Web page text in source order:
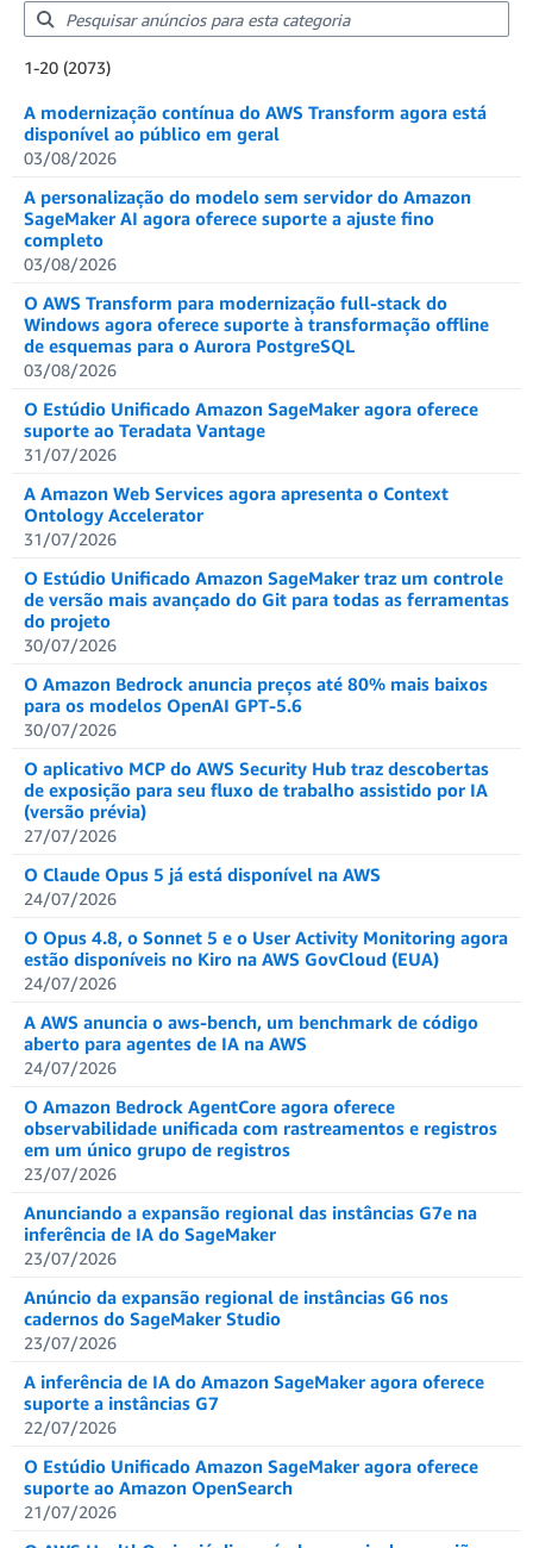
1-20 (2073)
Showing results: 1-20
A modernização contínua do AWS Transform agora está
disponível ao público em geral
03/08/2026
A personalização do modelo sem servidor do Amazon
SageMaker AI agora oferece suporte a ajuste fino
completo
03/08/2026
O AWS Transform para modernização full-stack do
Windows agora oferece suporte à transformação offline
de esquemas para o Aurora PostgreSQL
03/08/2026
O Estúdio Unificado Amazon SageMaker agora oferece
suporte ao Teradata Vantage
31/07/2026
A Amazon Web Services agora apresenta o Context
Ontology Accelerator
31/07/2026
O Estúdio Unificado Amazon SageMaker traz um controle
de versão mais avançado do Git para todas as ferramentas
do projeto
30/07/2026
O Amazon Bedrock anuncia preços até 80% mais baixos
para os modelos OpenAI GPT‑5.6
30/07/2026
O aplicativo MCP do AWS Security Hub traz descobertas
de exposição para seu fluxo de trabalho assistido por IA
(versão prévia)
27/07/2026
O Claude Opus 5 já está disponível na AWS
24/07/2026
O Opus 4.8, o Sonnet 5 e o User Activity Monitoring agora
estão disponíveis no Kiro na AWS GovCloud (EUA)
24/07/2026
A AWS anuncia o aws-bench, um benchmark de código
aberto para agentes de IA na AWS
24/07/2026
O Amazon Bedrock AgentCore agora oferece
observabilidade unificada com rastreamentos e registros
em um único grupo de registros
23/07/2026
Anunciando a expansão regional das instâncias G7e na
inferência de IA do SageMaker
23/07/2026
Anúncio da expansão regional de instâncias G6 nos
cadernos do SageMaker Studio
23/07/2026
A inferência de IA do Amazon SageMaker agora oferece
suporte a instâncias G7
22/07/2026
O Estúdio Unificado Amazon SageMaker agora oferece
suporte ao Amazon OpenSearch
21/07/2026